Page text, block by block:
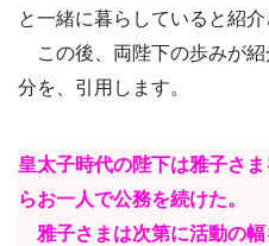
と一緒に暮らしていると紹介
この後、両陛下の歩みが紹
分を、引用します。
皇太子時代の陛下は雅子さ
らお一人で公務を続けた。
雅子さまは次第に活動の幅